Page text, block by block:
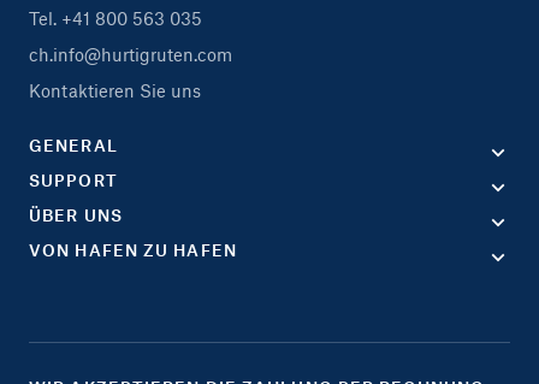
Tel. +41 800 563 035
ch.info@hurtigruten.com
Kontaktieren Sie uns
GENERAL
SUPPORT
ÜBER UNS
VON HAFEN ZU HAFEN